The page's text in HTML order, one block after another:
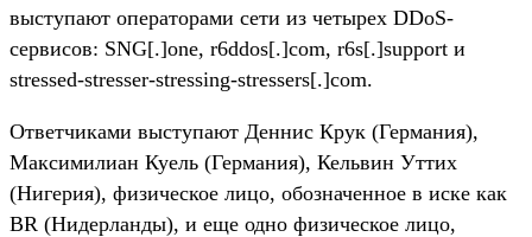
выступают операторами сети из четырех DDoS-
сервисов: SNG[.]one, r6ddos[.]com, r6s[.]support и
stressed-stresser-stressing-stressers[.]com.
Ответчиками выступают Деннис Крук (Германия),
Максимилиан Куель (Германия), Кельвин Уттих
(Нигерия), физическое лицо, обозначенное в иске как
BR (Нидерланды), и еще одно физическое лицо,